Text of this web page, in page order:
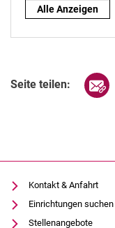
Nach Rolle:
Alle Anzeigen
Seite teilen:
Kontakt & Anfahrt
Einrichtungen suchen
Stellenangebote